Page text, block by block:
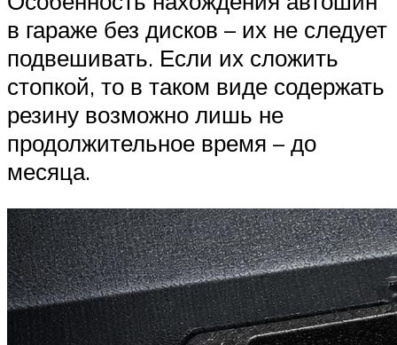
в гараже без дисков – их не следует
подвешивать. Если их сложить
стопкой, то в таком виде содержать
резину возможно лишь не
продолжительное время – до
месяца.